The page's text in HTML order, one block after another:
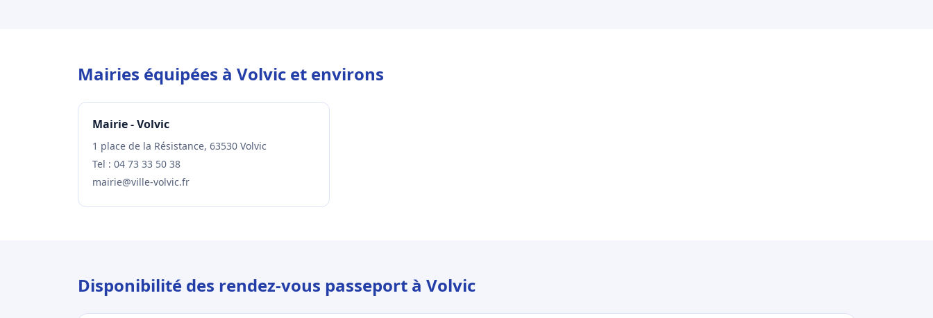
Mairies équipées à Volvic et environs
Mairie - Volvic
1 place de la Résistance, 63530 Volvic
Tel : 04 73 33 50 38
mairie@ville-volvic.fr
Disponibilité des rendez-vous passeport à Volvic